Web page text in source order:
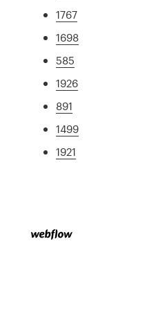
1767
1698
585
1926
891
1499
1921